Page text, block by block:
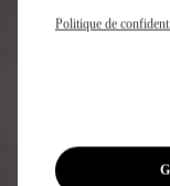
Politique de